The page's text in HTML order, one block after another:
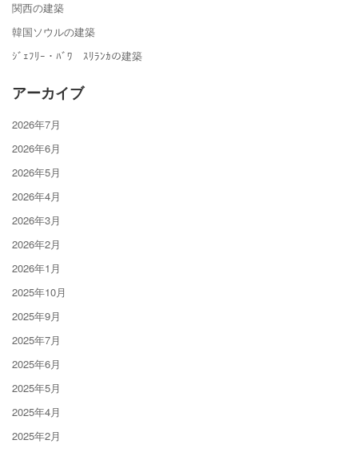
関西の建築
韓国ソウルの建築
ｼﾞｪﾌﾘｰ・ﾊﾞﾜ ｽﾘﾗﾝｶの建築
アーカイブ
2026年7月
2026年6月
2026年5月
2026年4月
2026年3月
2026年2月
2026年1月
2025年10月
2025年9月
2025年7月
2025年6月
2025年5月
2025年4月
2025年2月